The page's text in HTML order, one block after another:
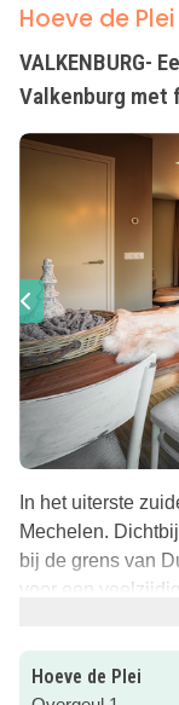
Hoeve de Plei
VALKENBURG-
Valkenburg met
In het uiterste
Mechelen.
bij de grens van
voor een
je gezin! Na een
grens) geweest
Klei!
Hoeve de Plei